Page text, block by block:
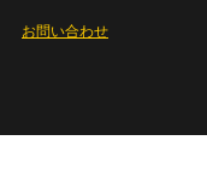
お問い合わせ